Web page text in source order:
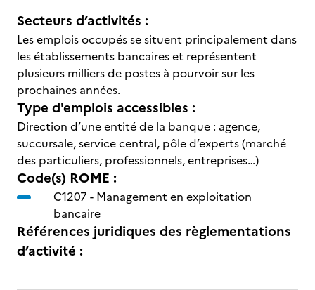
Secteurs d’activités :
Les emplois occupés se situent principalement dans
les établissements bancaires et représentent
plusieurs milliers de postes à pourvoir sur les
prochaines années.
Type d'emplois accessibles :
Direction d’une entité de la banque : agence,
succursale, service central, pôle d’experts (marché
des particuliers, professionnels, entreprises…)
Code(s) ROME :
C1207 - Management en exploitation
bancaire
Références juridiques des règlementations
d’activité :